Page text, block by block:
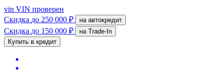
vin VIN проверен
Скидка до 250 000 ₽ на автокредит
Скидка до 150 000 ₽
на Trade-In
Купить в кредит